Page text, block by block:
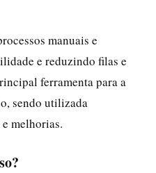
manuais e
e reduzindo filas e
ferramenta para a
sendo utilizada
melhorias.